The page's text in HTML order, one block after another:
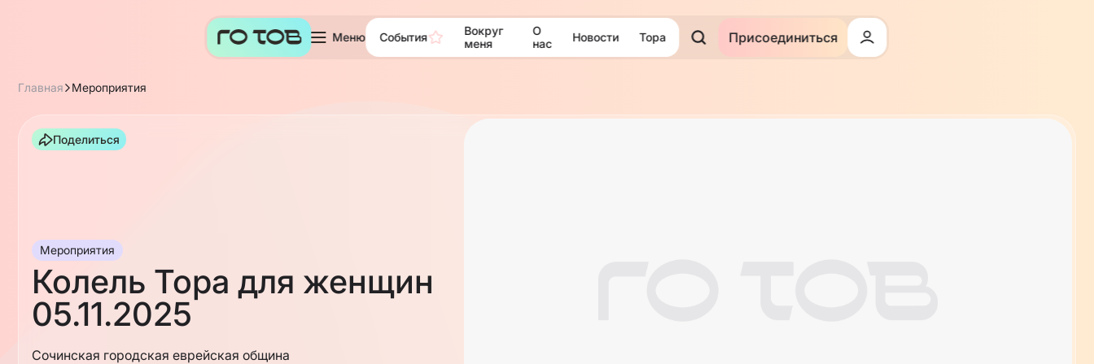
Меню События
Вокруг
меня
О
нас
Новости Тора Присоединиться
Главная Мероприятия
Мероприятия
Поделиться
Колель Тора для женщин
05.11.2025
Сочинская городская еврейская община